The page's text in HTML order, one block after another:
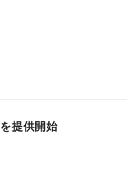
提供開始